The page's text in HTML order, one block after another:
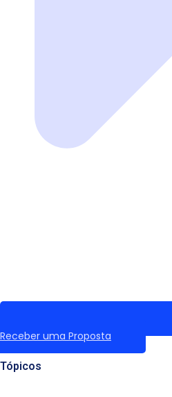
Receber uma Proposta
Tópicos